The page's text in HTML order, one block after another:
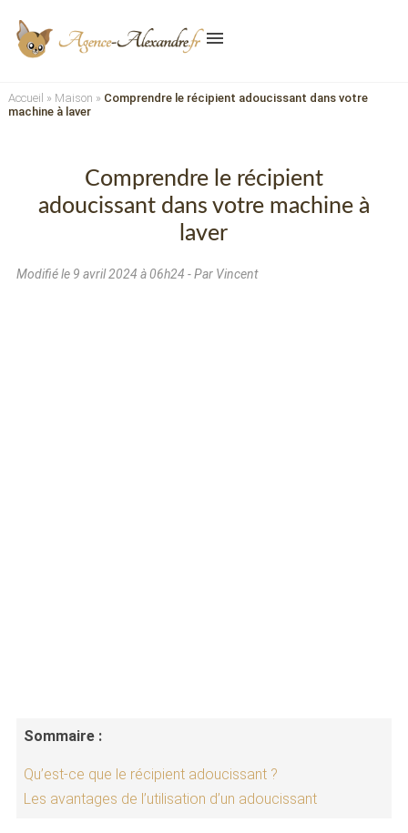
menu
Accueil » Maison » Comprendre le récipient adoucissant dans votre
machine à laver
Comprendre le récipient
adoucissant dans votre machine à
laver
Modifié le 9 avril 2024 à 06h24 - Par Vincent
Sommaire :
Qu’est-ce que le récipient adoucissant ?
Les avantages de l’utilisation d’un adoucissant